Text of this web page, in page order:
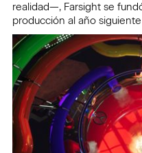
realidad—, Farsight se
producción al año